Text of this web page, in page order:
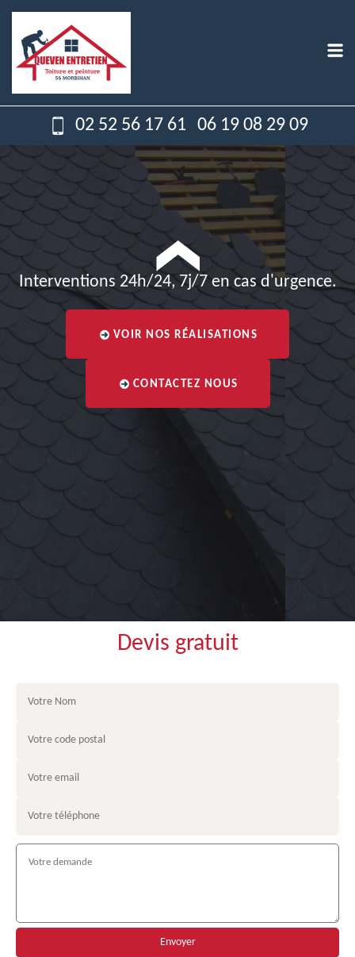
02 52 56 17 61 06 19 08 29 09
Interventions 24h/24, 7j/7 en cas d'urgence.
VOIR NOS RÉALISATIONS
CONTACTEZ NOUS
Devis gratuit